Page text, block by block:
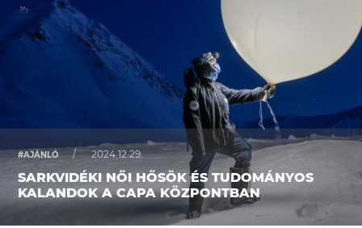
#AJÁNLÓ / 2024.12.29.
SARKVIDÉKI NŐI HŐSÖK ÉS TUDOMÁNYOS
KALANDOK A CAPA KÖZPONTBAN